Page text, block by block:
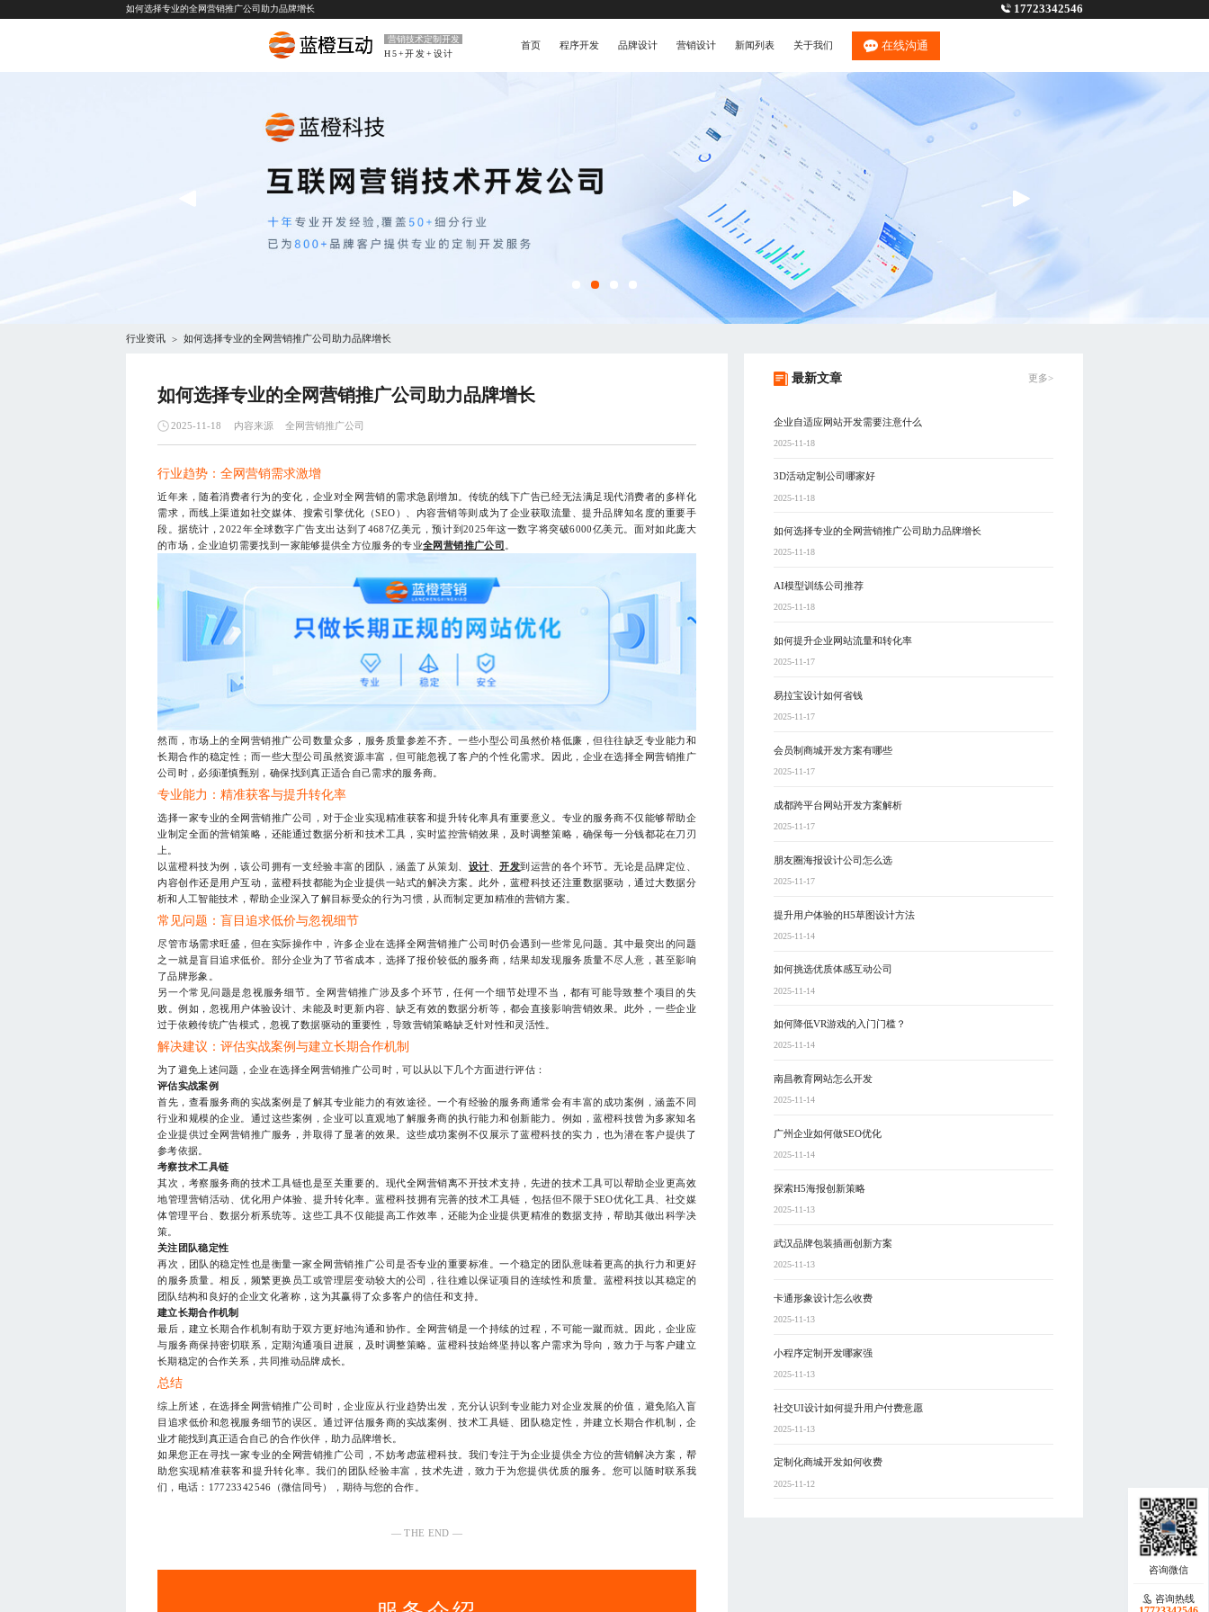
如何选择专业的全网营销推广公司助力品牌增长 17723342546
营销技术定制开发
H5+开发+设计
首页 程序开发 品牌设计 营销设计 新闻列表 关于我们 在线沟通
行业资讯 > 如何选择专业的全网营销推广公司助力品牌增长
如何选择专业的全网营销推广公司助力品牌增长
2025-11-18 内容来源 全网营销推广公司
行业趋势：全网营销需求激增
近年来，随着消费者行为的变化，企业对全网营销的需求急剧增加。传统的线下广告已经无法满足现代消费者的多样化
需求，而线上渠道如社交媒体、搜索引擎优化（SEO）、内容营销等则成为了企业获取流量、提升品牌知名度的重要手
段。据统计，2022年全球数字广告支出达到了4687亿美元，预计到2025年这一数字将突破6000亿美元。面对如此庞大
的市场，企业迫切需要找到一家能够提供全方位服务的专业全网营销推广公司
然而，市场上的全网营销推广公司数量众多，服务质量参差不齐。一些小型公司虽然价格低廉，但往往缺乏专业能力和
长期合作的稳定性；而一些大型公司虽然资源丰富，但可能忽视了客户的个性化需求。因此，企业在选择全网营销推广
公司时，必须谨慎甄别，确保找到真正适合自己需求的服务商。
专业能力：精准获客与提升转化率
选择一家专业的全网营销推广公司，对于企业实现精准获客和提升转化率具有重要意义。专业的服务商不仅能够帮助企
业制定全面的营销策略，还能通过数据分析和技术工具，实时监控营销效果，及时调整策略，确保每一分钱都花在刀刃
上。
以蓝橙科技为例，该公司拥有一支经验丰富的团队，涵盖了从策划、 设计 、开发到运营的各个环节。无论是品牌定位、
内容创作还是用户互动，蓝橙科技都能为企业提供一站式的解决方案。此外，蓝橙科技还注重数据驱动，通过大数据分
析和人工智能技术，帮助企业深入了解目标受众的行为习惯，从而制定更加精准的营销方案。
常见问题：盲目追求低价与忽视细节
尽管市场需求旺盛，但在实际操作中，许多企业在选择全网营销推广公司时仍会遇到一些常见问题。其中最突出的问题
之一就是盲目追求低价。部分企业为了节省成本，选择了报价较低的服务商，结果却发现服务质量不尽人意，甚至影响
了品牌形象。
另一个常见问题是忽视服务细节。全网营销推广涉及多个环节，任何一个细节处理不当，都有可能导致整个项目的失
败。例如，忽视用户体验设计、未能及时更新内容、缺乏有效的数据分析等，都会直接影响营销效果。此外，一些企业
过于依赖传统广告模式，忽视了数据驱动的重要性，导致营销策略缺乏针对性和灵活性。
解决建议：评估实战案例与建立长期合作机制
为了避免上述问题，企业在选择全网营销推广公司时，可以从以下几个方面进行评估：
评估实战案例
首先，查看服务商的实战案例是了解其专业能力的有效途径。一个有经验的服务商通常会有丰富的成功案例，涵盖不同
行业和规模的企业。通过这些案例，企业可以直观地了解服务商的执行能力和创新能力。例如，蓝橙科技曾为多家知名
企业提供过全网营销推广服务，并取得了显著的效果。这些成功案例不仅展示了蓝橙科技的实力，也为潜在客户提供了
参考依据。
考察技术工具链
其次，考察服务商的技术工具链也是至关重要的。现代全网营销离不开技术支持，先进的技术工具可以帮助企业更高效
地管理营销活动、优化用户体验、提升转化率。蓝橙科技拥有完善的技术工具链，包括但不限于SEO优化工具、社交媒
体管理平台、数据分析系统等。这些工具不仅能提高工作效率，还能为企业提供更精准的数据支持，帮助其做出科学决
策。
关注团队稳定性
再次，团队的稳定性也是衡量一家全网营销推广公司是否专业的重要标准。一个稳定的团队意味着更高的执行力和更好
的服务质量。相反，频繁更换员工或管理层变动较大的公司，往往难以保证项目的连续性和质量。蓝橙科技以其稳定的
团队结构和良好的企业文化著称，这为其赢得了众多客户的信任和支持。
建立长期合作机制
最后，建立长期合作机制有助于双方更好地沟通和协作。全网营销是一个持续的过程，不可能一蹴而就。因此，企业应
与服务商保持密切联系，定期沟通项目进展，及时调整策略。蓝橙科技始终坚持以客户需求为导向，致力于与客户建立
长期稳定的合作关系，共同推动品牌成长。
总结
综上所述，在选择全网营销推广公司时，企业应从行业趋势出发，充分认识到专业能力对企业发展的价值，避免陷入盲
目追求低价和忽视服务细节的误区。通过评估服务商的实战案例、技术工具链、团队稳定性，并建立长期合作机制，企
业才能找到真正适合自己的合作伙伴，助力品牌增长。
如果您正在寻找一家专业的全网营销推广公司，不妨考虑蓝橙科技。我们专注于为企业提供全方位的营销解决方案，帮
助您实现精准获客和提升转化率。我们的团队经验丰富，技术先进，致力于为您提供优质的服务。您可以随时联系我
们，电话：17723342546（微信同号），期待与您的合作。
— THE END —
最新文章 更多>
企业自适应网站开发需要注意什么
2025-11-18
3D活动定制公司哪家好
2025-11-18
如何选择专业的全网营销推广公司助力品牌增长
2025-11-18
AI模型训练公司推荐
2025-11-18
如何提升企业网站流量和转化率
2025-11-17
易拉宝设计如何省钱
2025-11-17
会员制商城开发方案有哪些
2025-11-17
成都跨平台网站开发方案解析
2025-11-17
朋友圈海报设计公司怎么选
2025-11-17
提升用户体验的H5草图设计方法
2025-11-14
如何挑选优质体感互动公司
2025-11-14
如何降低VR游戏的入门门槛？
2025-11-14
南昌教育网站怎么开发
2025-11-14
广州企业如何做SEO优化
2025-11-14
探索H5海报创新策略
2025-11-13
武汉品牌包装插画创新方案
2025-11-13
卡通形象设计怎么收费
2025-11-13
小程序定制开发哪家强
2025-11-13
社交UI设计如何提升用户付费意愿
2025-11-13
定制化商城开发如何收费
2025-11-12
咨询热线